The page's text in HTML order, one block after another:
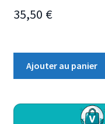
35,50 €
Complet
Ajouter au panier